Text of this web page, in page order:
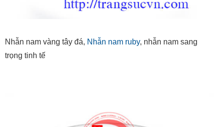
Nhẫn nam vàng tây đá, Nhẫn nam ruby, nhẫn nam sang
trọng tinh tế